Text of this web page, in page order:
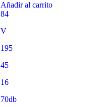
Añadir al carrito
84
V
195
45
16
70db